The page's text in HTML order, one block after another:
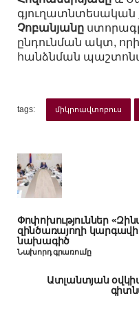
գյուղատնտեսական
Չոբանյանը
ընդունման ակտ,
հանձնման
tags: միկրոավտոբուս
Փոփոխություններ
զինծառայողի
նախագիծ
Նախորդ գրառումը
Ատլանտյան